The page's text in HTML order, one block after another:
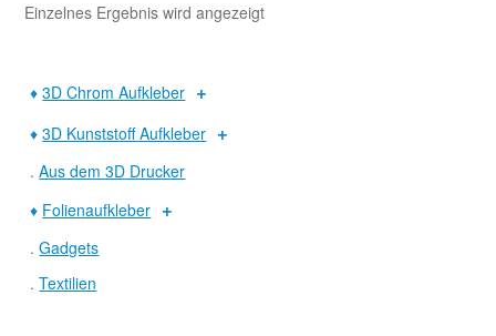
Einzelnes Ergebnis wird angezeigt
♦3D Chrom Aufkleber
♦3D Kunststoff Aufkleber
.Aus dem 3D Drucker
♦ Folienaufkleber
.Gadgets
.Textilien